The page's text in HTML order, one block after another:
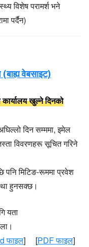
विशेष परामर्श भने
पर्दैन)
वेबसाइट)
कार्यालय खुल्ने दिनको
दिन सम्ममा, इमेल
विवरणहरू सूचित गरिने
पनि मिटिङ-रूममा प्रवेश
हुनसक्छ।
यता
फाइल] [PDF फाइल]